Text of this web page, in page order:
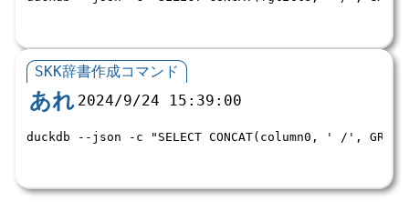
SKK辞書作成コマンド
あれ 2024/9/24 15:39:00